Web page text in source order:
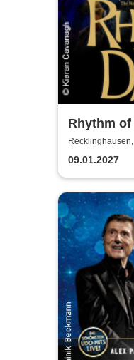
Rhythm of
2027
09.01.2027